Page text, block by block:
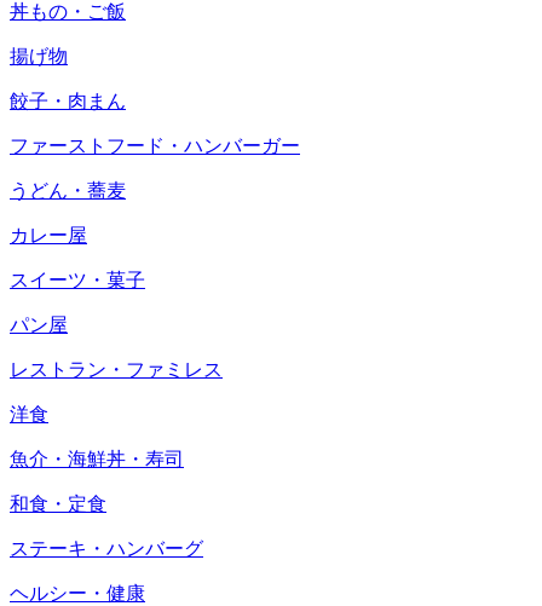
丼もの・ご飯
揚げ物
餃子・肉まん
ファーストフード・ハンバーガー
うどん・蕎麦
カレー屋
スイーツ・菓子
パン屋
レストラン・ファミレス
洋食
魚介・海鮮丼・寿司
和食・定食
ステーキ・ハンバーグ
ヘルシー・健康